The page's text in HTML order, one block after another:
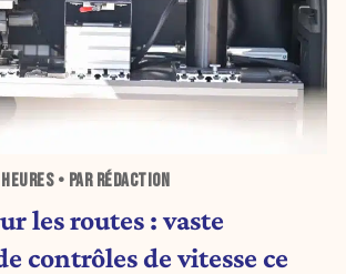
• PAR RÉDACTION
les routes : vaste
contrôles de vitesse ce